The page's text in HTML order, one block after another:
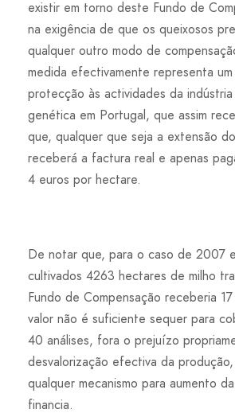
existir em torno deste Fundo de
na exigência de que os queixosos
qualquer outro modo de
medida efectivamente representa
protecção às actividades da
genética em Portugal, que assim
que, qualquer que seja a extensão
receberá a factura real e apenas
4 euros por hectare.
De notar que, para o caso de 2007
cultivados 4263 hectares de milho
Fundo de Compensação receberia
valor não é suficiente sequer para
40 análises, fora o prejuízo
desvalorização efectiva da
qualquer mecanismo para aumento
financia.